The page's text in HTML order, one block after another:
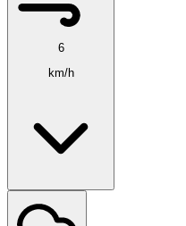
6
km/h